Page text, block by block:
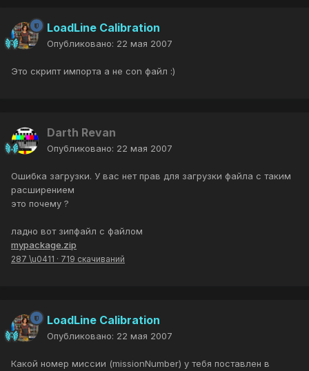
LoadLine Calibration
Опубликовано: 22 мая 2007
Это скрипт импорта а не con файл :)
Darth Revan
Опубликовано: 22 мая 2007
Ошибка загрузки. У вас нет прав для загрузки файла с таким
расширением
это почему ?
ладно вот зипфайл с файлом
mypackage.zip
287 \u0411 · 719 скачиваний
LoadLine Calibration
Опубликовано: 22 мая 2007
Какой номер миссии (missionNumber) у тебя поставлен в